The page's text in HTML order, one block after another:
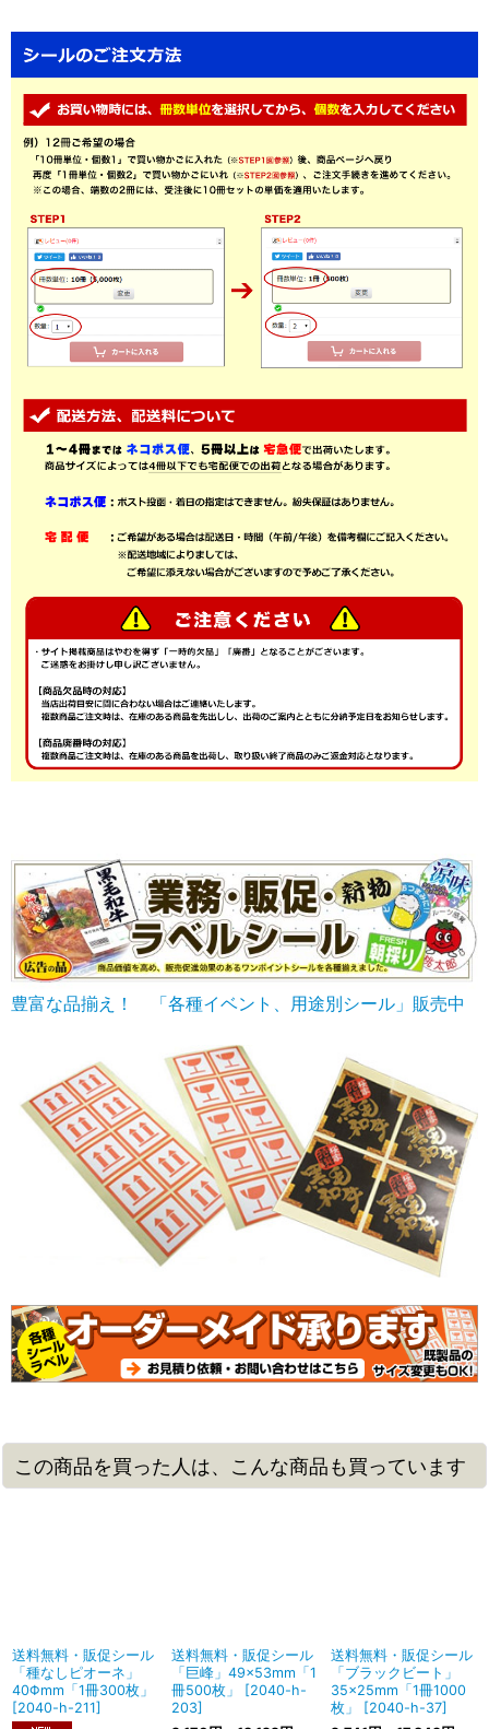
豊富な品揃え！ 「各種イベント、用途別シール」販売中
この商品を買った人は、こんな商品も買っています
送料無料・販促シール
「種なしピオーネ」
40Φmm「1冊300枚」
[2040-h-211]
送料無料・販促シール
「巨峰」49×53mm「1
冊500枚」
[2040-h-
203]
送料無料・販促シール
「ブラックビート」
35×25mm「1冊1000
枚」
[2040-h-37]